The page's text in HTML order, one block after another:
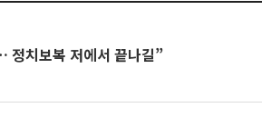
정치보복 저에서 끝나길”